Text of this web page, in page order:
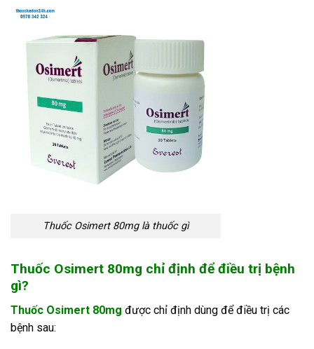
Thuốc Osimert 80mg là thuốc gì
Thuốc Osimert 80mg chỉ định để điều trị bệnh
gì?
Thuốc Osimert 80mg được chỉ định dùng để điều trị các
bệnh sau: